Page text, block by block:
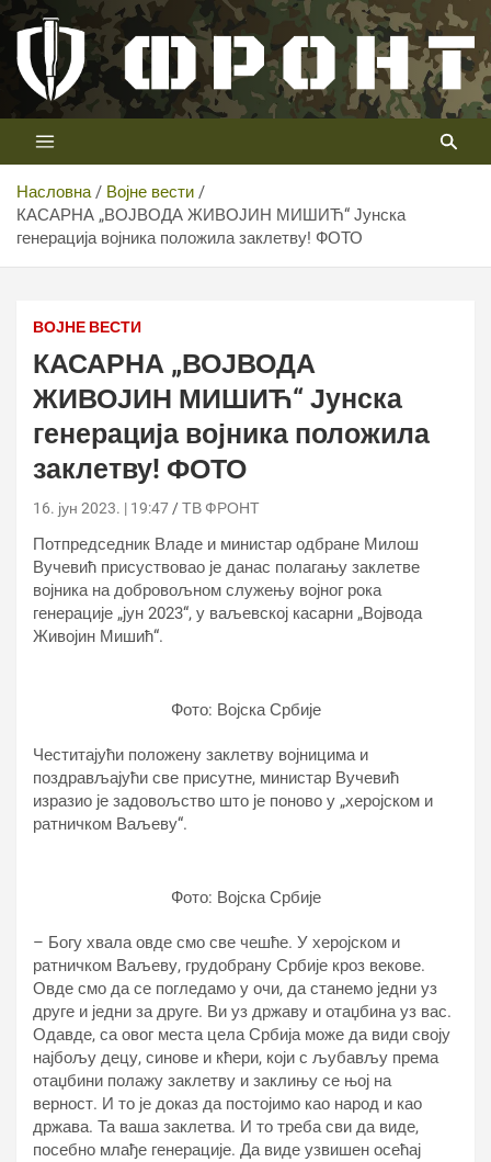
Скип
цонтент
Телевизија ФРОНТ
Први војни канал у Србији
Насловна
Војне вести
КАСАРНА „ВОЈВОДА ЖИВОЈИН МИШИЋ“ Јунска
генерација војника положила заклетву! ФОТО
ВОЈНЕ ВЕСТИ
КАСАРНА „ВОЈВОДА
ЖИВОЈИН МИШИЋ“ Јунска
генерација војника положила
заклетву! ФОТО
16. јун 2023. | 19:47 ТВ ФРОНТ
Потпредседник Владе и министар одбране Милош
Вучевић присуствовао је данас полагању заклетве
војника на добровољном служењу војног рока
генерације „јун 2023“, у ваљевској касарни „Војвода
Живојин Мишић“.
Фото: Војска Србије
Честитајући положену заклетву војницима и
поздрављајући све присутне, министар Вучевић
изразио је задовољство што је поново у „херојском и
ратничком Ваљеву“.
Фото: Војска Србије
– Богу хвала овде смо све чешће. У херојском и
ратничком Ваљеву, грудобрану Србије кроз векове.
Овде смо да се погледамо у очи, да станемо једни уз
друге и једни за друге. Ви уз државу и отаџбина уз вас.
Одавде, са овог места цела Србија може да види своју
најбољу децу, синове и кћери, који с љубављу према
отаџбини полажу заклетву и заклињу се њој на
верност. И то је доказ да постојимо као народ и као
држава. Та ваша заклетва. И то треба сви да виде,
посебно млађе генерације. Да виде узвишен осећај